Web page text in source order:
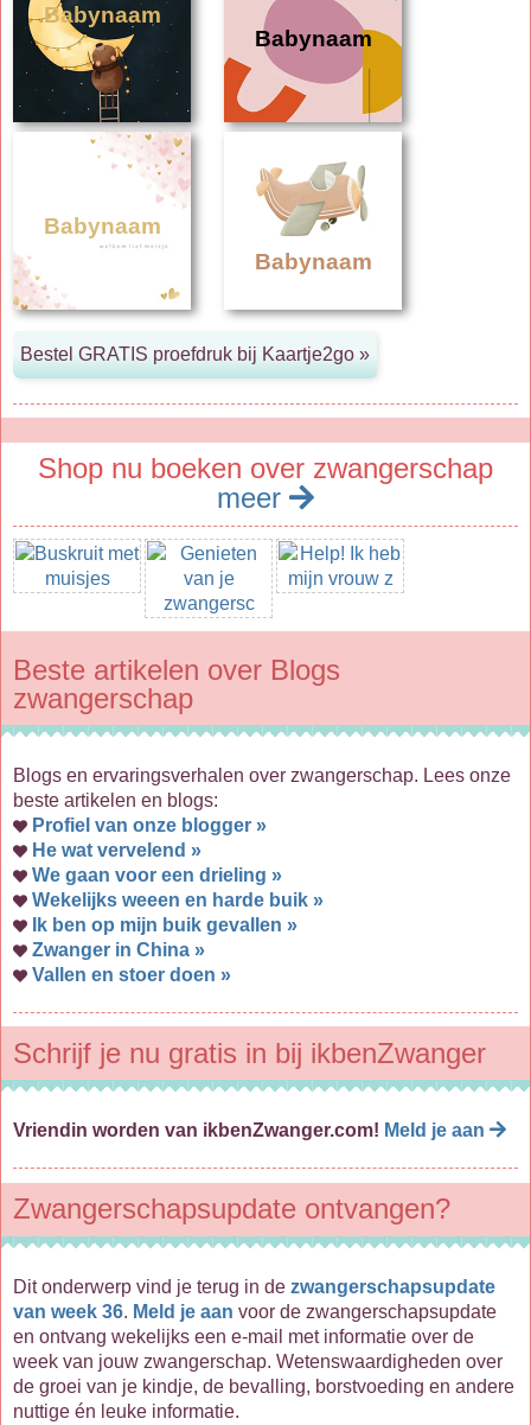
Babynaam
Babynaam
Babynaam
Babynaam
Shop nu boeken over zwangerschap
meer
Beste artikelen over Blogs
zwangerschap
Blogs en ervaringsverhalen over zwangerschap. Lees onze
beste artikelen en blogs:
Profiel van onze blogger »
He wat vervelend »
We gaan voor een drieling »
Wekelijks weeen en harde buik »
Ik ben op mijn buik gevallen »
Zwanger in China »
Vallen en stoer doen »
Schrijf je nu gratis in bij ikbenZwanger
Vriendin worden van ikbenZwanger.com! Meld je aan
Zwangerschapsupdate ontvangen?
Dit onderwerp vind je terug in de zwangerschapsupdate
van week 36. Meld je aan voor de zwangerschapsupdate
en ontvang wekelijks een e-mail met informatie over de
week van jouw zwangerschap. Wetenswaardigheden over
de groei van je kindje, de bevalling, borstvoeding en andere
nuttige én leuke informatie.